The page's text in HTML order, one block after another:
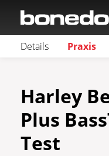
Details Praxis
Harley
Plus
Test